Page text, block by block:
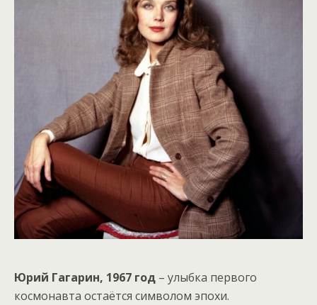
Юрий Гагарин, 1967 год – улыбка первого
космонавта остаётся символом эпохи.